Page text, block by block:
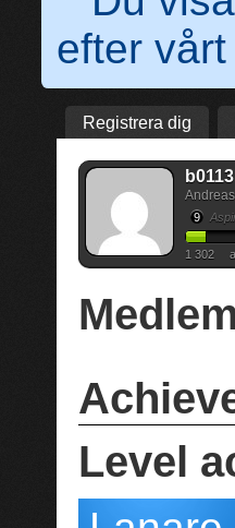
efter
Registrera dig
b0113
Andreas
9
1 302
Level